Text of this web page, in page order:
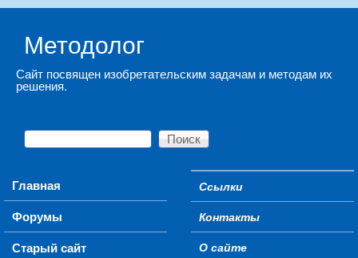
Методолог
Сайт посвящен изобретательским задачам и методам их
решения.
Форма поиска
Поиск
Main menu
Главная
Форумы
Старый сайт
Secondary menu
Ссылки
Контакты
О сайте